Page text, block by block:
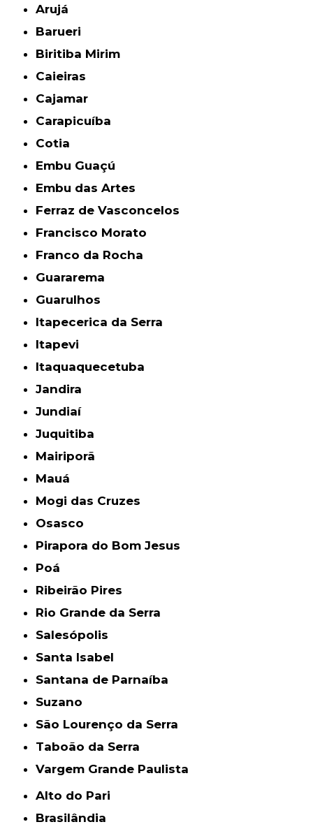
Arujá
Barueri
Biritiba Mirim
Caieiras
Cajamar
Carapicuíba
Cotia
Embu Guaçú
Embu das Artes
Ferraz de Vasconcelos
Francisco Morato
Franco da Rocha
Guararema
Guarulhos
Itapecerica da Serra
Itapevi
Itaquaquecetuba
Jandira
Jundiaí
Juquitiba
Mairiporã
Mauá
Mogi das Cruzes
Osasco
Pirapora do Bom Jesus
Poá
Ribeirão Pires
Rio Grande da Serra
Salesópolis
Santa Isabel
Santana de Parnaíba
Suzano
São Lourenço da Serra
Taboão da Serra
Vargem Grande Paulista
Alto do Pari
Brasilândia